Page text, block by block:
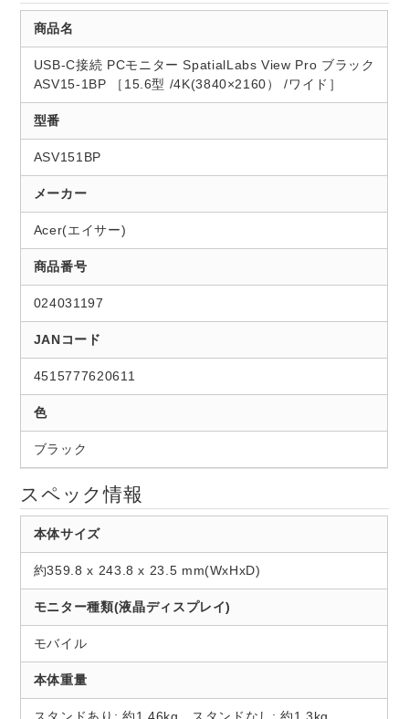
商品名
USB-C接続 PCモニター SpatialLabs View Pro ブラック
ASV15-1BP ［15.6型 /4K(3840×2160） /ワイド］
型番
ASV151BP
メーカー
Acer(エイサー)
商品番号
024031197
JANコード
4515777620611
色
ブラック
スペック情報
本体サイズ
約359.8 x 243.8 x 23.5 mm(WxHxD)
モニター種類(液晶ディスプレイ)
モバイル
本体重量